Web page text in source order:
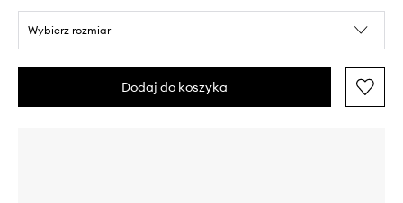
Wybierz rozmiar
Dodaj do koszyka